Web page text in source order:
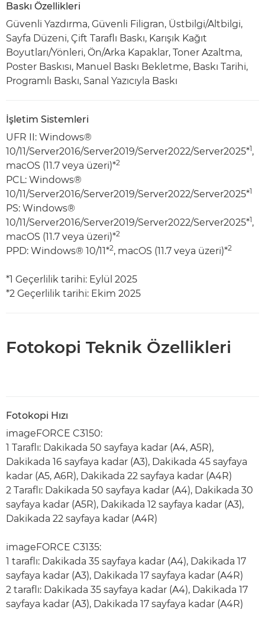
Baskı Özellikleri
Güvenli Yazdırma, Güvenli Filigran, Üstbilgi/Altbilgi,
Sayfa Düzeni, Çift Taraflı Baskı, Karışık Kağıt
Boyutları/Yönleri, Ön/Arka Kapaklar, Toner Azaltma,
Poster Baskısı, Manuel Baskı Bekletme, Baskı Tarihi,
Programlı Baskı, Sanal Yazıcıyla Baskı
İşletim Sistemleri
UFR II: Windows®
10/11/Server2016/Server2019/Server2022/Server2025*1,
macOS (11.7 veya üzeri)*2
PCL: Windows®
10/11/Server2016/Server2019/Server2022/Server2025*1
PS: Windows®
10/11/Server2016/Server2019/Server2022/Server2025*1,
macOS (11.7 veya üzeri)*2
PPD: Windows® 10/11*2, macOS (11.7 veya üzeri)*2
*1 Geçerlilik tarihi: Eylül 2025
*2 Geçerlilik tarihi: Ekim 2025
Fotokopi Teknik Özellikleri
Fotokopi Hızı
imageFORCE C3150:
1 Taraflı: Dakikada 50 sayfaya kadar (A4, A5R),
Dakikada 16 sayfaya kadar (A3), Dakikada 45 sayfaya
kadar (A5, A6R), Dakikada 22 sayfaya kadar (A4R)
2 Taraflı: Dakikada 50 sayfaya kadar (A4), Dakikada 30
sayfaya kadar (A5R), Dakikada 12 sayfaya kadar (A3),
Dakikada 22 sayfaya kadar (A4R)
imageFORCE C3135:
1 taraflı: Dakikada 35 sayfaya kadar (A4), Dakikada 17
sayfaya kadar (A3), Dakikada 17 sayfaya kadar (A4R)
2 taraflı: Dakikada 35 sayfaya kadar (A4), Dakikada 17
sayfaya kadar (A3), Dakikada 17 sayfaya kadar (A4R)